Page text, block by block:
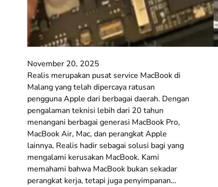
November 20, 2025
Realis merupakan pusat service MacBook di
Malang yang telah dipercaya ratusan
pengguna Apple dari berbagai daerah. Dengan
pengalaman teknisi lebih dari 20 tahun
menangani berbagai generasi MacBook Pro,
MacBook Air, Mac, dan perangkat Apple
lainnya, Realis hadir sebagai solusi bagi yang
mengalami kerusakan MacBook. Kami
memahami bahwa MacBook bukan sekadar
perangkat kerja, tetapi juga penyimpanan…